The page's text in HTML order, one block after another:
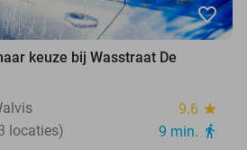
favorite_border
keuze bij Wasstraat De
9.6 star
locaties) 9 min. directions_walk